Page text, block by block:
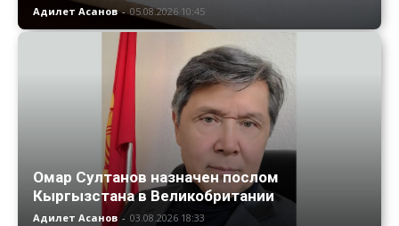
Адилет Асанов - 05.08.2026 10:45
Омар Султанов назначен послом
Кыргызстана в Великобритании
Адилет Асанов - 03.08.2026 18:33